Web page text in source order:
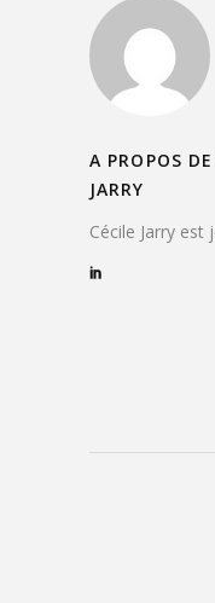
A PROPOS
JARRY
Cécile Jarry est